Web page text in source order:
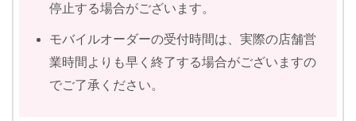
停止する場合がございます。
モバイルオーダーの受付時間は、実際の店舗営
業時間よりも早く終了する場合がございますの
でご了承ください。